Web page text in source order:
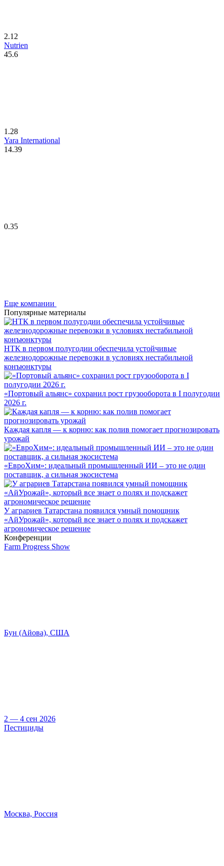
2.12
Nutrien
45.6
1.28
Yara International
14.39
0.35
Еще компании
Популярные материалы
НТК в первом полугодии обеспечила устойчивые
железнодорожные перевозки в условиях нестабильной
конъюнктуры
«Портовый альянс» сохранил рост грузооборота в I полугодии
2026 г.
Каждая капля — к корню: как полив помогает прогнозировать
урожай
«ЕвроХим»: идеальный промышленный ИИ – это не один
поставщик, а сильная экосистема
У аграриев Татарстана появился умный помощник
«АйУрожай», который все знает о полях и подскажет
агрономическое решение
Конференции
Farm Progress Show
Бун (Айова), США
2 — 4 сен 2026
Пестициды
Москва, Россия